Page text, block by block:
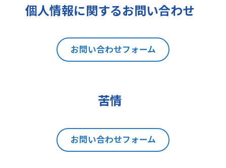
ご提出頂く個人情報について、開示
利を有します。
(1)取扱いの制限を要求する権利
(4)同意を撤回する権利
(5)GDPRの監督機関に不服を申し立
8 個人情報提出の任意性及び当該
情報を与えなかった場合に本人に生
個人情報に関するお問い合わせ
お問い合わせフォーム
苦情
お問い合わせフォーム